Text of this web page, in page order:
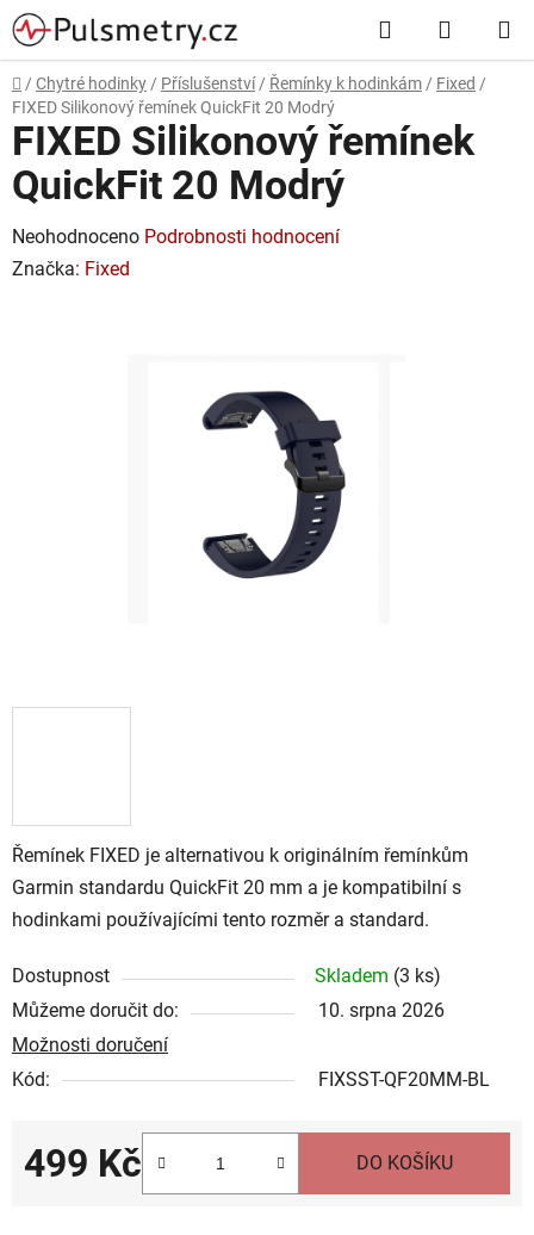
Přejít
na
obsah
Hledat
KOŠÍK
Domů
/ Chytré hodinky / Příslušenství / Řemínky k hodinkám / Fixed /
FIXED Silikonový řemínek QuickFit 20 Modrý
Řemínek FIXED je alternativou k originálním řemínkům
Garmin standardu QuickFit 20 mm a je kompatibilní s
hodinkami používajícími tento rozměr a standard.
Dostupnost Skladem (3 ks)
Můžeme doručit do:
10. srpna 2026
Možnosti doručení
Kód:
FIXSST-QF20MM-BL
499 Kč DO KOŠÍKU
FIXED Silikonový řemínek
QuickFit 20 Modrý
Průměrné
hodnocení
Neohodnoceno Podrobnosti hodnocení
Značka: Fixed